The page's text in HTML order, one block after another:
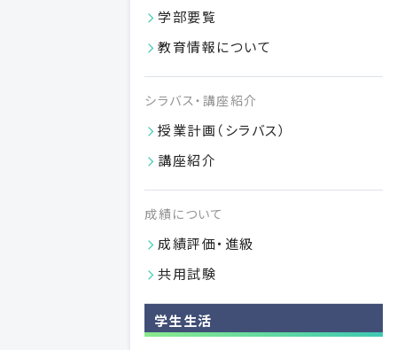
学部要覧
教育情報について
シラバス・講座紹介
授業計画（シラバス）
講座紹介
成績について
成績評価・進級
共用試験
学生生活
学部長が学生の皆さんの御意見・御要望をお伺いします。